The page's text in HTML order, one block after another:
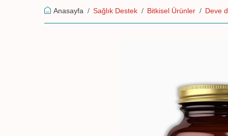
Anasayfa Sağlık Destek Bitkisel Ürünler Deve